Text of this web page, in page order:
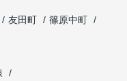
友田町
篠原中町